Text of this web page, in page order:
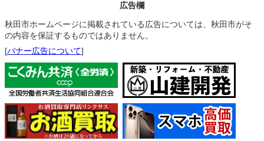
広告欄
秋田市ホームページに掲載されている広告については、秋田市がそ
の内容を保証するものではありません。
[バナー広告について]